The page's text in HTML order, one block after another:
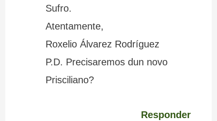
Sufro.
Atentamente,
Roxelio Álvarez Rodríguez
P.D. Precisaremos dun novo
Prisciliano?
Responder